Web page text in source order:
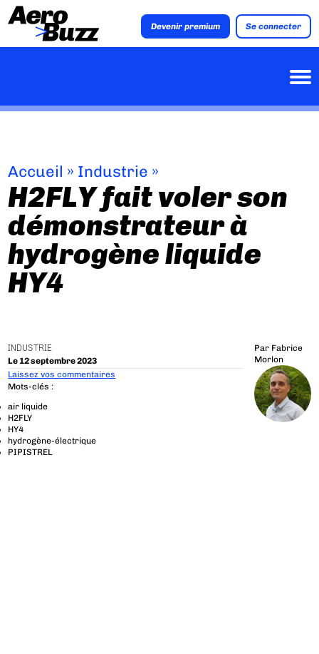
Devenir premium Se connecter
Accueil » Industrie »
H2FLY fait voler son
démonstrateur à
hydrogène liquide
HY4
INDUSTRIE
Le 12 septembre 2023
Par Fabrice
Morlon
Laissez vos commentaires
Mots-clés :
air liquide
H2FLY
HY4
hydrogène-électrique
PIPISTREL